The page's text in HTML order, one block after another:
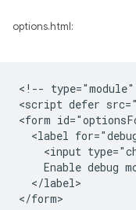
options.html:
<!--
<script defer
<form
<label
<input
Enable debug
  </label>